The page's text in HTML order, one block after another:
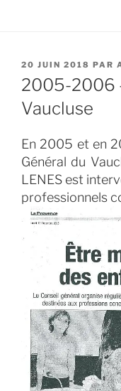
PUBLIÉ
LE
20 JUIN 2018 PAR
2005-2006
Vaucluse
En 2005 et en
Général du
LENES est
professionnels